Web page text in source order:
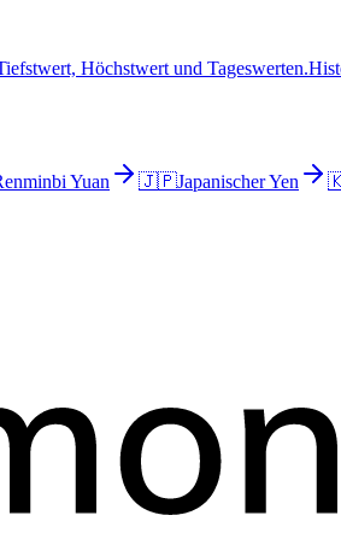
Höchstwert und Tageswerten.
Yuan 🇯🇵Japanischer Yen